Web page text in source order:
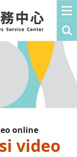
online
video